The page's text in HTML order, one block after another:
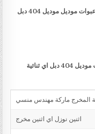
المرحلة الأولى: ماكينة تعبئه زيت الطعام في عبوات موديل موديل 404 دبل
مواصفات ماكينة تعبئه زيت الطعام في عبوات موديل 404 دبل اي ثنائية
اثنين نوزل اي اثنين مخرج